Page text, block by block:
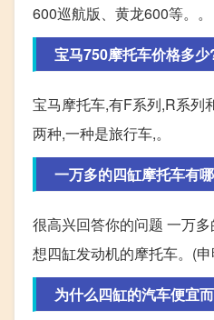
600巡航版、黄龙600等。。
宝马750摩托车价格多
宝马摩托车,有F系列,R系列
两种,一种是旅行车,。
一万多的四缸摩托车有
很高兴回答你的问题 一万
想四缸发动机的摩托车。(申
为什么四缸的汽车便宜